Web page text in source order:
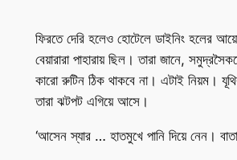
ফিরতে দেরি হলেও হোটেলে ডাইনিং হলের
বেয়ারারা পাহারায় ছিল। তারা জানে,
কারো রুটিন ঠিক থাকবে না। এটাই নিয়ম।
তারা ঝটপট এগিয়ে আসে।
‘আসেন স্যার … হাতমুখে পানি দিয়ে নেন।